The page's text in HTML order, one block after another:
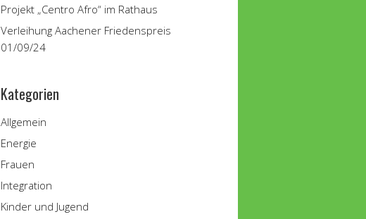
Projekt „Centro Afro“ im Rathaus
Verleihung Aachener Friedenspreis
01/09/24
Kategorien
Allgemein
Energie
Frauen
Integration
Kinder und Jugend